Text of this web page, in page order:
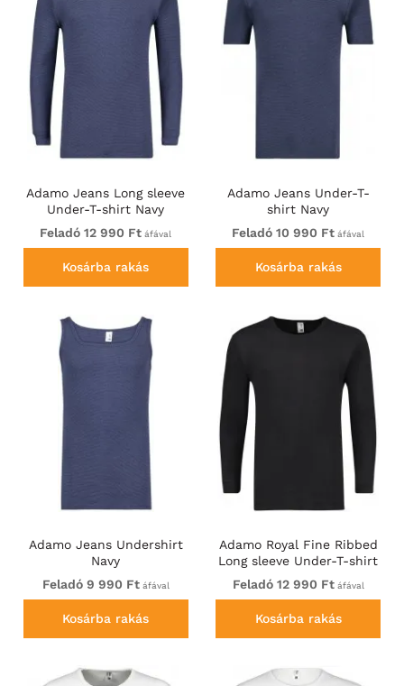
Adamo Jeans Long sleeve
Under-T-shirt Navy
Feladó 12 990 Ft áfával
Kosárba rakás
Adamo Jeans Under-T-
shirt Navy
Feladó 10 990 Ft áfával
Kosárba rakás
Adamo Jeans Undershirt
Navy
Feladó 9 990 Ftáfával
Kosárba rakás
Adamo Royal Fine Ribbed
Long sleeve Under-T-shirt
Black
Feladó 12 990 Ftáfával
Kosárba rakás